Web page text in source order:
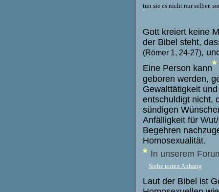
tun sie es nicht nur selber,
Gott kreiert keine
der Bibel steht,
(Römer 1, 24-27),
Eine Person kann*
geboren werden,
Gewalttätigkeit
entschuldigt nicht,
sündigen
Anfälligkeit für
Begehren
Homosexualität.
* In unserem
Siehe unten Anhang
Laut der Bibel ist